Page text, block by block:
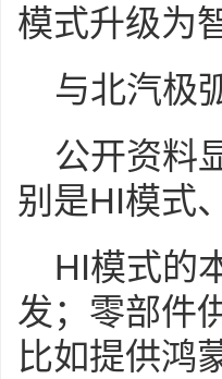
模式升级为
与北汽极
公开资料
别是HI模式
HI模式的
发；零部件
比如提供鸿